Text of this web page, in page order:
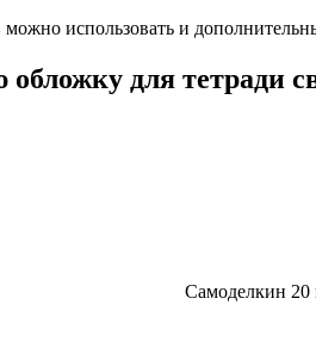
использовать и
обложку для тетради
Самоделкин 20